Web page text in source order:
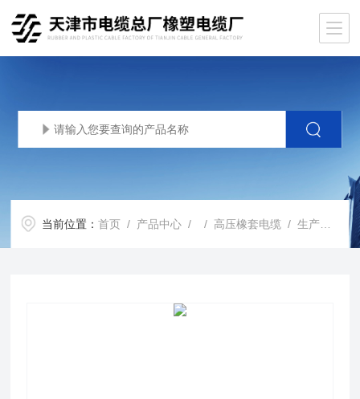
当前位置：首页 / 产品中心 / / 高压橡套电缆 / 生产基地UGFP橡套电缆10KV-3*25+1*16*报价